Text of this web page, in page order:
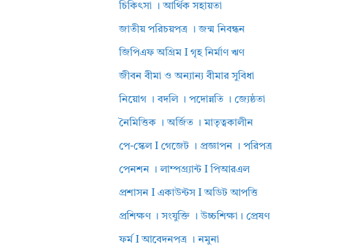
চিকিৎসা । আর্থিক সহায়তা
জাতীয় পরিচয়পত্র । জন্ম নিবন্ধন
জিপিএফ অগ্রিম I গৃহ নির্মাণ ঋণ
জীবন বীমা ও অন্যান্য বীমার সুবিধা
নিয়োগ । বদলি । পদোন্নতি । জ্যেষ্ঠতা
নৈমিত্তিক । অর্জিত । মাতৃত্বকালীন
পে-স্কেল I গেজেট । প্রজ্ঞাপন । পরিপত্র
পেনশন । লাম্পগ্র্যান্ট I পিআরএল
প্রশাসন I একাউন্টস I অডিট আপত্তি
প্রশিক্ষণ । সংযুক্তি । উচ্চশিক্ষা। প্রেষণ
ফর্ম I আবেদনপত্র । নমুনা